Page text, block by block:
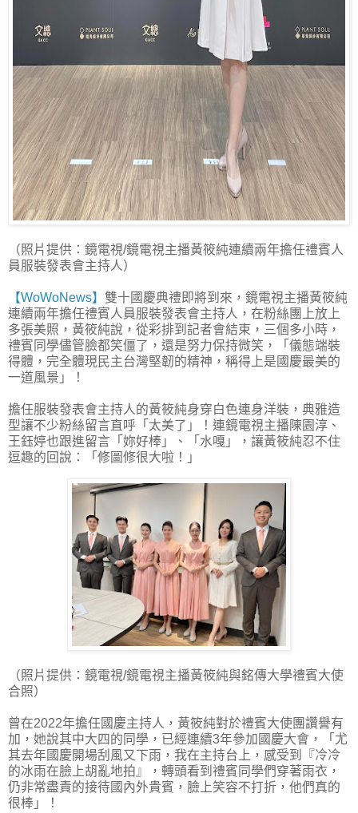
（照片提供：鏡電視/鏡電視主播黃筱純連續兩年擔任禮賓人
員服裝發表會主持人）
【WoWoNews】 雙十國慶典禮即將到來，鏡電視主播黃筱純
連續兩年擔任禮賓人員服裝發表會主持人，在粉絲團上放上
多張美照，黃筱純說，從彩排到記者會結束，三個多小時，
禮賓同學儘管臉都笑僵了，還是努力保持微笑，「儀態端裝
得體，完全體現民主台灣堅韌的精神，稱得上是國慶最美的
一道風景」！
擔任服裝發表會主持人的黃筱純身穿白色連身洋裝，典雅造
型讓不少粉絲留言直呼「太美了」！連鏡電視主播陳園淳、
王鈺婷也跟進留言「妳好棒」、「水嘎」，讓黃筱純忍不住
逗趣的回說：「修圖修很大啦！」
（照片提供：鏡電視/鏡電視主播黃筱純與銘傳大學禮賓大使
合照）
曾在2022年擔任國慶主持人，黃筱純對於禮賓大使團讚譽有
加，她說其中大四的同學，已經連續3年參加國慶大會，「尤
其去年國慶開場刮風又下雨，我在主持台上，感受到『冷冷
的冰雨在臉上胡亂地拍』，轉頭看到禮賓同學們穿著雨衣，
仍非常盡責的接待國內外貴賓，臉上笑容不打折，他們真的
很棒」！